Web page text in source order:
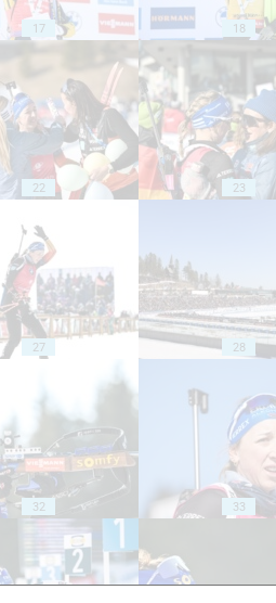
17 18
22 23
27 28
32 33